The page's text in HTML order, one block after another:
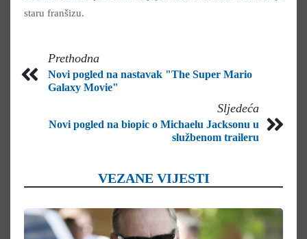
staru franšizu.
Prethodna
Novi pogled na nastavak "The Super Mario
Galaxy Movie"
Sljedeća
Novi pogled na biopic o Michaelu Jacksonu u
službenom traileru
VEZANE VIJESTI